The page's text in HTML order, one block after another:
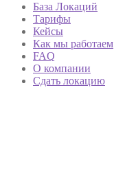
База Локаций
Тарифы
Кейсы
Как мы работаем
FAQ
О компании
Сдать локацию